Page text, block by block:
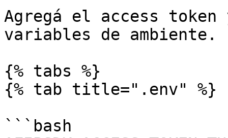
Agregá el access
variables de ambiente.
{% tabs %}
{% tab title=".env" %}
```bash